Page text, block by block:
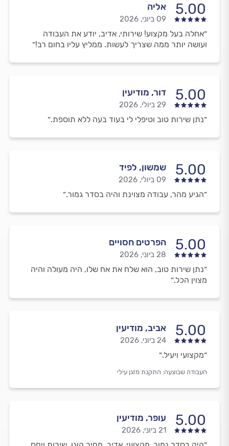
5.00 אליה
09 ביוני, 2026
״אחלה בעל מקצוע! שירותי, אדיב, יודע את העבודה
ועושה יותר ממה שצריך לעשות. ממליץ עליו בחום רב!״
5.00 דור, מודיעין
29 ביולי, 2026
״נתן שירות טוב וטיפלי לי בעוד בעה ללא תוספת.״
5.00 שמשון, לפיד
09 ביולי, 2026
״הגיע מהר, עבודה מצוינת והיה בסדר גמור.״
5.00 הפרטים חסויים
28 ביוני, 2026
״נתן שירות טוב, הוא שלח את אח שלו, היה מעולה והיה
מצוין הכל.״
5.00 אביב, מודיעין
24 ביוני, 2026
״מקצועי ויעיל.״
העבודה שבוצעה: התקנת מזגן עילי
5.00 עופר, מודיעין
21 ביוני, 2026